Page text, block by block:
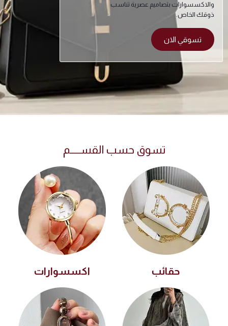
والاكسسوارات بتصاميم عصرية تناسب
ذوقك الخاص.
تسوقي الان
تسوق حسب القســـــم
حقائب اكسسوارات